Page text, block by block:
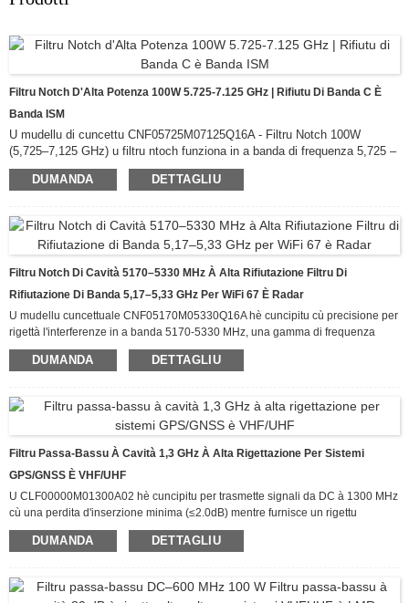
Filtru Notch D'Alta Potenza 100W 5.725-7.125 GHz | Rifiutu Di Banda C È
Banda ISM
U mudellu di cuncettu CNF05725M07125Q16A - Filtru Notch 100W
(5,725–7,125 GHz) u filtru ntoch funziona in a banda di frequenza 5,725 –
7,125 GHz, coprendu a banda ISM 5,8 GHz è una parte di a banda C / 6
GHz, ciò chì u rende ideale per a soppressione di l'interferenze d'alta
l'infrastruttura 5G.
DUMANDA DETTAGLIU
Filtru Notch Di Cavità 5170–5330 MHz À Alta Rifiutazione Filtru Di
Rifiutazione Di Banda 5,17–5,33 GHz Per WiFi 67 È Radar
U mudellu cuncettuale CNF05170M05330Q16A hè cuncipitu cù precisione per
rigettà l'interferenze in a banda 5170-5330 MHz, una gamma di frequenza
critica utilizata da Wi-Fi 5/6/6E/7, sistemi radar è cumunicazioni satellitari. Cù
un rigettu ≥40dB in a banda notch, sopprime efficacemente i signali
adiacenti (5000-5140 MHz è 5360-5500 MHz) cù una perdita d'inserzione
≤2.0dB è VSWR ≤2.0.
DUMANDA DETTAGLIU
Filtru Passa-Bassu À Cavità 1,3 GHz À Alta Rigettazione Per Sistemi
GPS/GNSS È VHF/UHF
U CLF00000M01300A02 hè cuncipitu per trasmette signali da DC à 1300 MHz
cù una perdita d'inserzione minima (≤2.0dB) mentre furnisce un rigettu
eccezziunale di l'interferenze d'alta frequenza. Offre un rigettu ≥30dB à 1500
MHz è un rigettu ≥50dB da 1700 MHz à 20 GHz, eliminendu efficacemente
Concept offre i migliori Duplexer/triplexer/filtri in l'industria, i
Duplexer/triplexer/filtri sò stati largamente utilizati in Wireless, Radar, Sicurezza
DUMANDA DETTAGLIU